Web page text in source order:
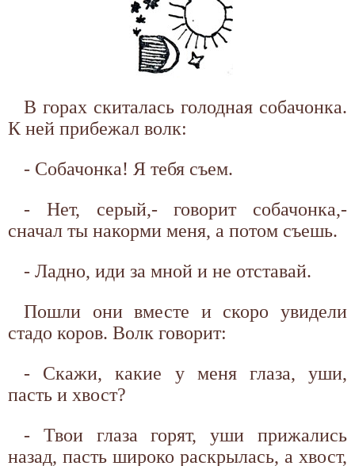
В горах скиталась голодная собачонка.
К ней прибежал волк:
- Собачонка! Я тебя съем.
- Нет, серый,- говорит собачонка,-
сначал ты накорми меня, а потом съешь.
- Ладно, иди за мной и не отставай.
Пошли они вместе и скоро увидели
стадо коров. Волк говорит:
- Скажи, какие у меня глаза, уши,
пасть и хвост?
- Твои глаза горят, уши прижались
назад, пасть широко раскрылась, а хвост,